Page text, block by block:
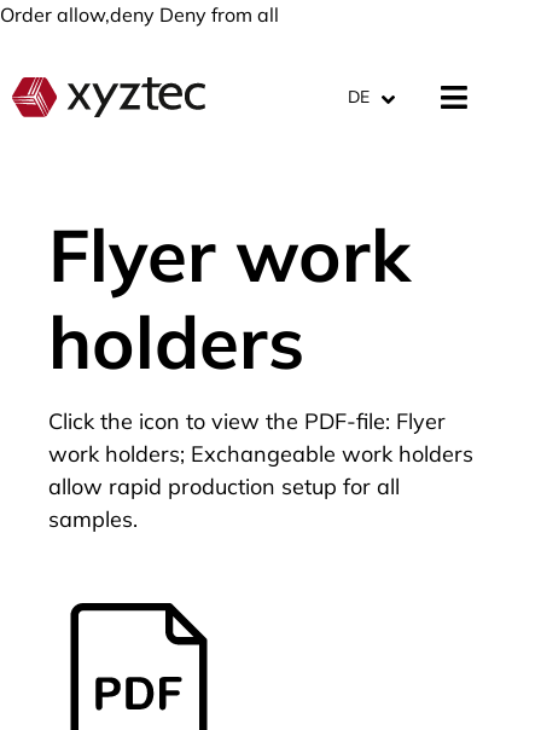
Order allow,deny Deny from all
DE
Flyer work
holders
Click the icon to view the PDF-file: Flyer
work holders; Exchangeable work holders
allow rapid production setup for all
samples.